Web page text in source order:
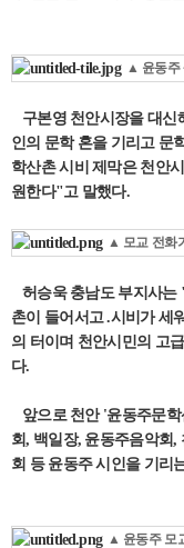
▲ 윤동주
구본영 천안시장을 대신
인의 문학 혼을 기리고 문
학산촌 시비 제막은 천안
원한다"고 말했다.
▲ 모교 전화
허승욱 충남도 부지사는
촌이 들어서고 .시비가 세
의 터이며 천안시민의 고
다.
앞으로 천안 '윤동주문학
회, 백일장, 윤동주음악회,
회 등 윤동주 시인을 기리
▲ 윤동주 모